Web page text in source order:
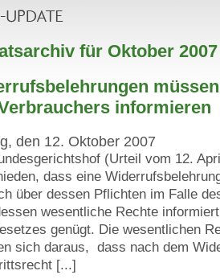
für Oktober 2007
informieren
den 12. Oktober 2007
(Urteil vom 12.
dass eine
über dessen Pflichten im Falle
wesentliche Rechte
genügt. Die wesentlichen
sich daraus, dass nach dem
[...]